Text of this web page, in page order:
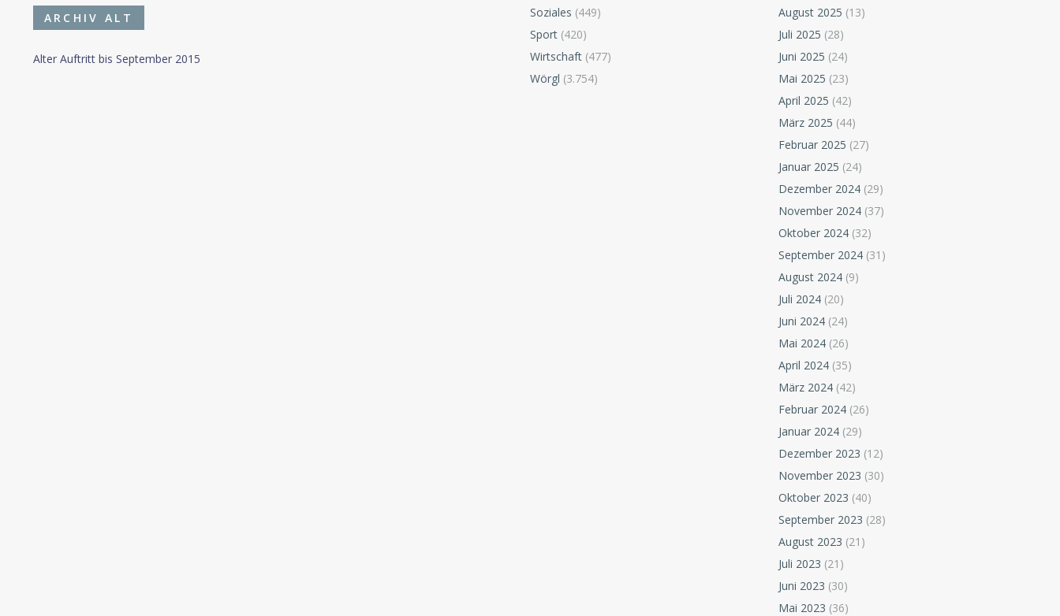
ARCHIV ALT
Alter Auftritt bis September 2015
Soziales (449)
Sport (420)
Wirtschaft (477)
Wörgl (3.754)
August 2025 (13)
Juli 2025 (28)
Juni 2025 (24)
Mai 2025 (23)
April 2025 (42)
März 2025 (44)
Februar 2025 (27)
Januar 2025 (24)
Dezember 2024 (29)
November 2024 (37)
Oktober 2024 (32)
September 2024 (31)
August 2024 (9)
Juli 2024 (20)
Juni 2024 (24)
Mai 2024 (26)
April 2024 (35)
März 2024 (42)
Februar 2024 (26)
Januar 2024 (29)
Dezember 2023 (12)
November 2023 (30)
Oktober 2023 (40)
September 2023 (28)
August 2023 (21)
Juli 2023 (21)
Juni 2023 (30)
Mai 2023 (36)